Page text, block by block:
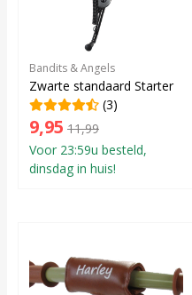
Bandits & Angels
Zwarte standaard Starter
(3)
9,95 11,99
Voor 23:59u besteld,
dinsdag in huis!